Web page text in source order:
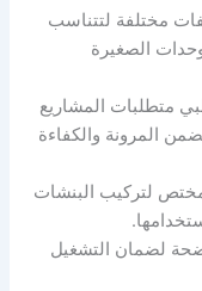
مختلفة لتتناسب
الصغيرة
متطلبات المشاريع
المرونة والكفاءة
لتركيب البنشات
لضمان التشغيل